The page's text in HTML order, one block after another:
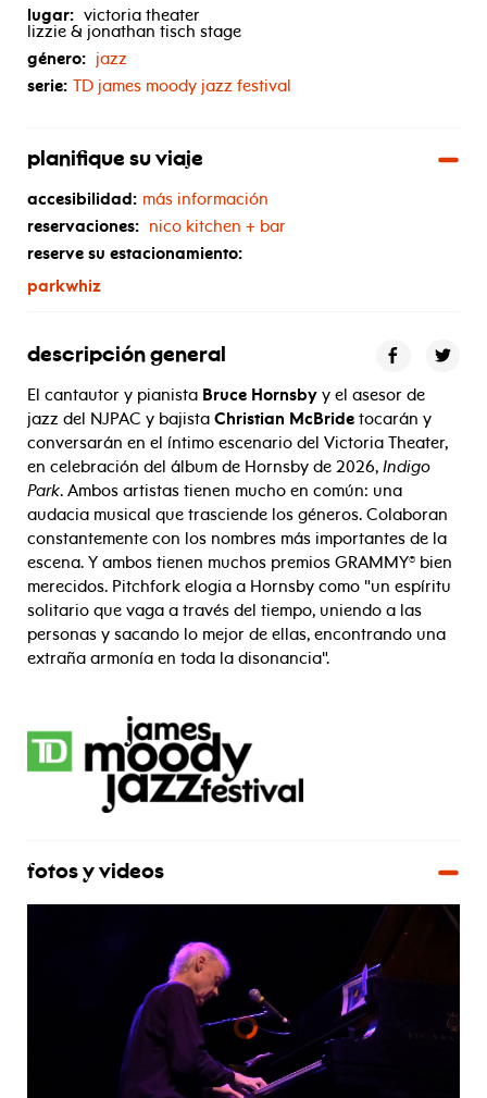
lugar: victoria theater
lizzie & jonathan tisch stage
género: jazz
serie: TD james moody jazz festival
planifique su viaje
accesibilidad: más información
reservaciones: nico kitchen + bar
reserve su estacionamiento:
parkwhiz
descripción general
El cantautor y pianista Bruce Hornsby y el asesor de
jazz del NJPAC y bajista Christian McBride tocarán y
conversarán en el íntimo escenario del Victoria Theater,
en celebración del álbum de Hornsby de 2026, Indigo
Park. Ambos artistas tienen mucho en común: una
audacia musical que trasciende los géneros. Colaboran
constantemente con los nombres más importantes de la
escena. Y ambos tienen muchos premios GRAMMY® bien
merecidos. Pitchfork elogia a Hornsby como "un espíritu
solitario que vaga a través del tiempo, uniendo a las
personas y sacando lo mejor de ellas, encontrando una
extraña armonía en toda la disonancia".
fotos y videos